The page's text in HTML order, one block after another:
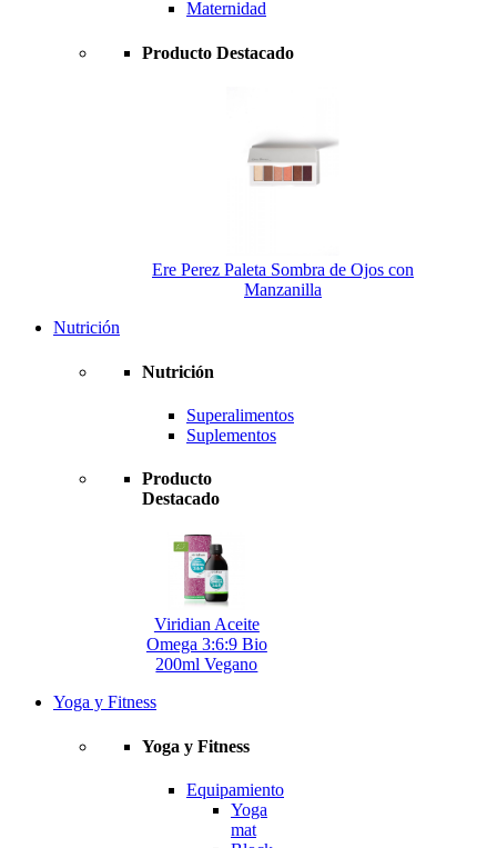
Maternidad
Producto Destacado
Ere Perez Paleta Sombra de Ojos con
Manzanilla
Nutrición
Nutrición
Superalimentos
Suplementos
Producto
Destacado
Viridian Aceite
Omega 3:6:9 Bio
200ml Vegano
Yoga y Fitness
Yoga y Fitness
Equipamiento
Yoga
mat